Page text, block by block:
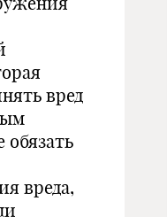
вред
обязать
вреда,